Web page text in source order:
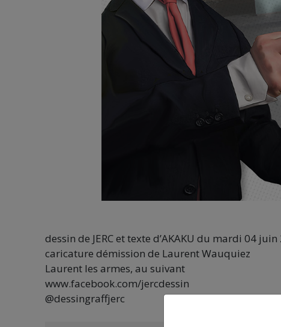
dessin de JERC et texte d’AKAKU du mardi 04 juin
caricature démission de Laurent Wauquiez
Laurent les armes, au suivant
www.facebook.com/jercdessin
@dessingraffjerc